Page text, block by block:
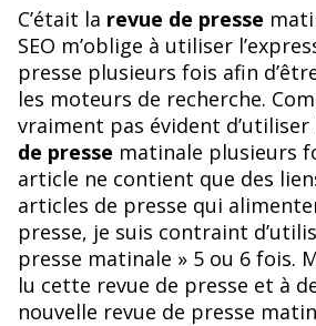
C’était la revue de presse
SEO m’oblige à utiliser
presse plusieurs fois afin
les moteurs de recherche.
vraiment pas évident
de presse matinale plusieurs
article ne contient que des
articles de presse qui
presse, je suis contraint
presse matinale » 5 ou 6 fois.
lu cette revue de presse et à
nouvelle revue de presse